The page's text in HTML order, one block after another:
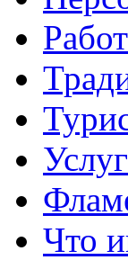
Что